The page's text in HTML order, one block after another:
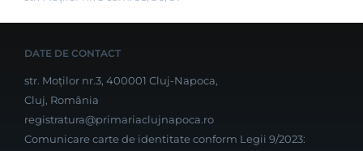
DATE DE CONTACT
str. Moților nr.3, 400001 Cluj-Napoca,
Cluj, România
registratura@primariaclujnapoca.ro
Comunicare carte de identitate conform Legii 9/2023: